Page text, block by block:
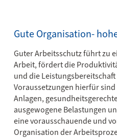
Gute Organisation-
Guter Arbeitsschutz führt zu
Arbeit, fördert die
und die
Voraussetzungen hierfür
Anlagen,
ausgewogene Belastungen
eine vorausschauende und
Organisation der